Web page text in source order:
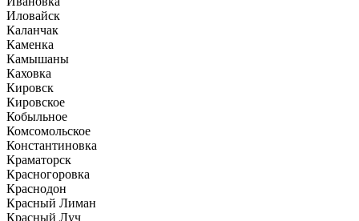
Иловайск
Каланчак
Каменка
Камышаны
Каховка
Кировск
Кировское
Кобыльное
Комсомольское
Константиновка
Краматорск
Красногоровка
Краснодон
Красный Лиман
Красный Луч